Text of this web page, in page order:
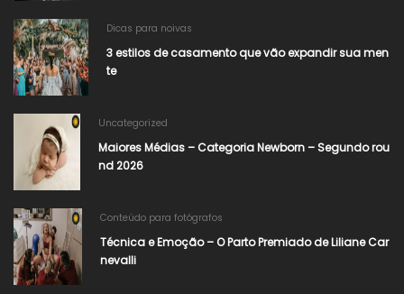
Dicas para noivas
3 estilos de casamento que vão expandir sua men
te
Uncategorized
Maiores Médias – Categoria Newborn – Segundo rou
nd 2026
Conteúdo para fotógrafos
Técnica e Emoção – O Parto Premiado de Liliane Car
nevalli​